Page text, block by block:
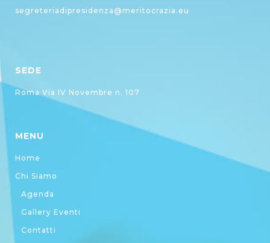
segreteriadipresidenza@meritocrazia.eu
SEDE
Roma Via IV Novembre n. 107
MENU
Home
Chi Siamo
Agenda
Gallery Eventi
Contatti